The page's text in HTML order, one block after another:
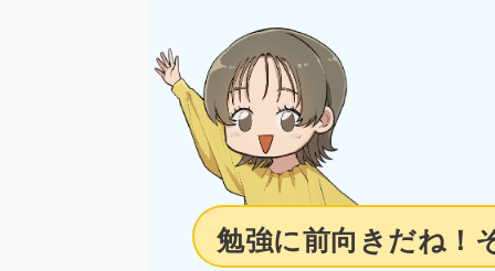
勉強に前向きだね！